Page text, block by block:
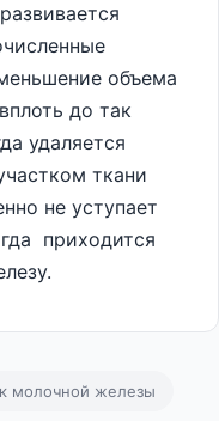
объема
до так
удаляется
ткани
не уступает
приходится
молочной железы